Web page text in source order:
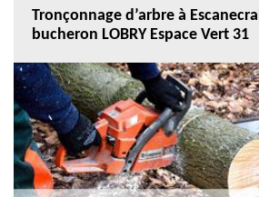
Tronçonnage d’arbre à
bucheron LOBRY Espace Vert 31